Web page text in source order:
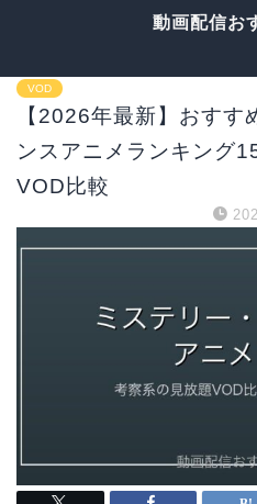
動画配信お
VOD
【2026年最新】おす
ンスアニメランキング
VOD比較